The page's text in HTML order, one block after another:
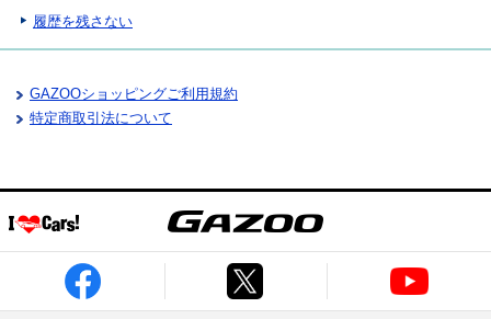
履歴を残さない
GAZOOショッピングご利用規約
特定商取引法について